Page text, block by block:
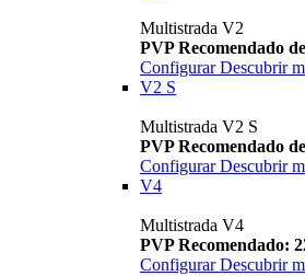
Multistrada V2
PVP Recomendado
Configurar Descubrir
V2 S
Multistrada V2 S
PVP Recomendado
Configurar Descubrir
V4
Multistrada V4
PVP Recomendado:
Configurar Descubrir